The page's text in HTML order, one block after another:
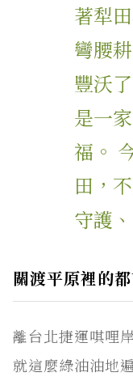
著犁
彎腰
豐沃
是一
福。
田，
守護
關渡平原裡的
離台北捷運唭哩
就這麼綠油油地